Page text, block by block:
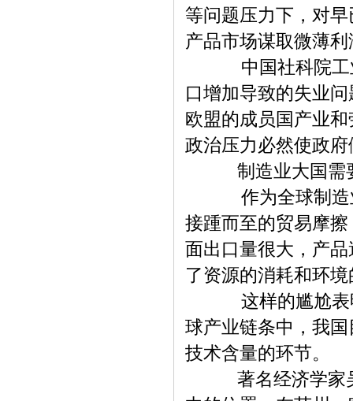
等问题压力下，对
产品市场谋取微薄
中国社科院工业
口增加导致的失业
欧盟的成员国产业
政治压力必然使政
制造业大国需
作为全球制造业
接踵而至的贸易摩
面出口量很大，产
了资源的消耗和环
这样的尴尬表明
球产业链条中，我
技术含量的环节。
著名经济学家吴